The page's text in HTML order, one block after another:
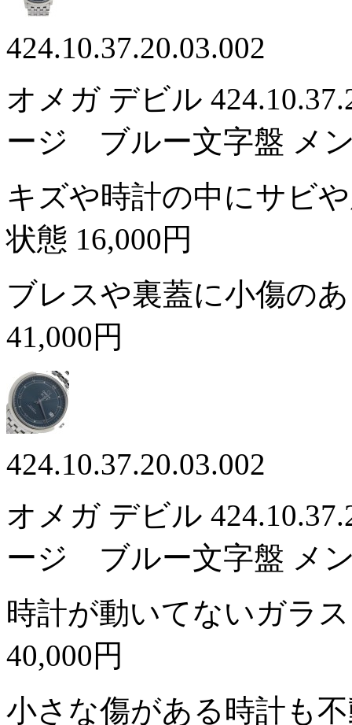
424.10.37.20.03.002
オメガ デビル
ージ ブルー文字盤 メ
キズや時計の中にサビ
状態 16,000円
ブレスや裏蓋に小傷の
41,000円
424.10.37.20.03.002
オメガ デビル
ージ ブルー文字盤 メ
時計が動いてないガラ
40,000円
小さな傷がある時計も